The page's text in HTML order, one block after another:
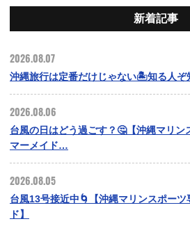
新着記事
2026.08.07
沖縄旅行は定番だけじゃない🏝️知る人
2026.08.06
台風の日はどう過ごす？🤔【沖縄マリ
マーメイド…
2026.08.05
台風13号接近中🌀【沖縄マリンスポー
ド】